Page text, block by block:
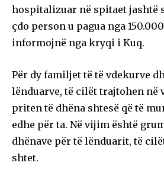
hospitalizuar në spitaet jashtë
çdo person u pagua nga
informojnë nga kryqi i Kuq.
Për dy familjet të të vdekurve
lënduarve, të cilët trajtohen në
priten të dhëna shtesë që të
edhe për ta. Në vijim është
dhënave për të lënduarit, të
shtet.